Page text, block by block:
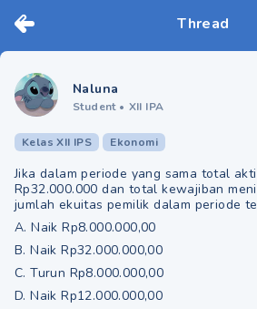
Thread
Naluna
Student • XII IPA
Kelas XII IPS Ekonomi
Jika dalam periode yang sama total
Rp32.000.000 dan total kewajiban
jumlah ekuitas pemilik dalam periode
A. Naik Rp8.000.000,00
B. Naik Rp32.000.000,00
C. Turun Rp8.000.000,00
D. Naik Rp12.000.000,00